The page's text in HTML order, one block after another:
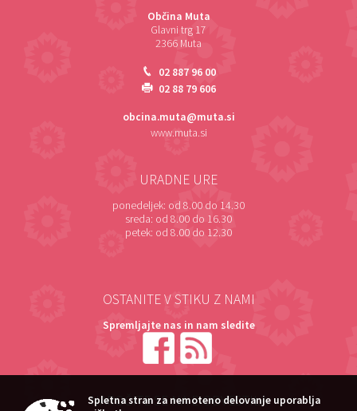
Občina Muta
Glavni trg 17
2366 Muta
02 887 96 00
02 88 79 606
obcina.muta@muta.si
www.muta.si
URADNE URE
ponedeljek: od 8.00 do 14.30
sreda: od 8.00 do 16.30
petek: od 8.00 do 12.30
OSTANITE V STIKU Z NAMI
Spremljajte nas in nam sledite
NAROČITE SE NA E-OBVESTILA
Spletna stran za nemoteno delovanje uporablja